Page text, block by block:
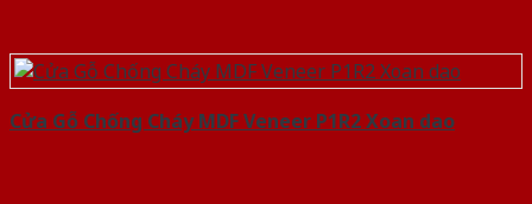
Cửa Gỗ Chống Cháy MDF Veneer P1R2 Xoan dao